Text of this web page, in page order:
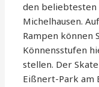
den
Michelhausen.
Rampen
Könnensstufen
stellen. Der
Eißnert-Park am